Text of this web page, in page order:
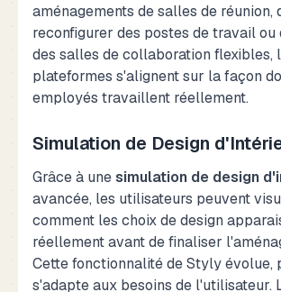
aménagements de salles de réunion,
reconfigurer des postes de travail ou
des salles de collaboration flexibles,
plateformes s'alignent sur la façon
employés travaillent réellement.
Simulation de Design
Grâce à unesimulation de design
avancée, les utilisateurs peuvent
comment les choix de design
réellement avant de finaliser
Cette fonctionnalité de Styly évolue,
s'adapte aux besoins de l'utilisateur.